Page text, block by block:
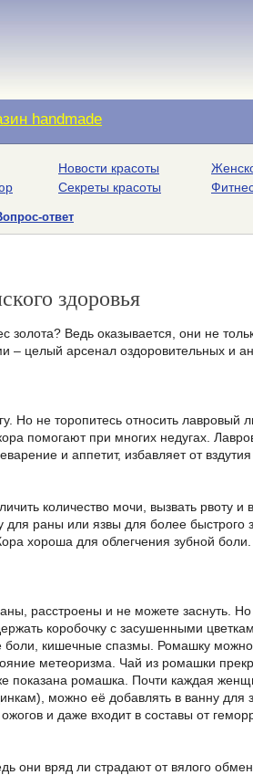
handmade
Новости красоты
Секреты красоты
ответ
здоровья
Ведь оказывается, они не
целый арсенал оздоровительных и
Но не торопитесь относить лавровый
помогают при многих недугах.
и аппетит, избавляет от
количество мочи, вызвать рвоту
для раны или язвы для более быстрого
хороша для облегчения зубной
расстроены и не можете заснуть.
коробочку с засушенными
кишечные спазмы. Ромашку можно
метеоризма. Чай из ромашки
показана ромашка. Почти каждая
можно её добавлять в ванну для
и даже входит в составы от
они вряд ли страдают от вялого